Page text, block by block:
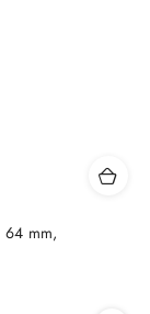
64 mm,